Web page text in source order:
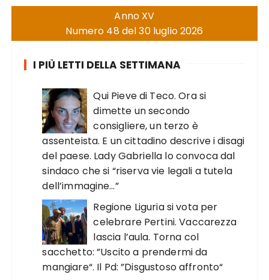
Anno XV
Numero 48 del 30 luglio 2026
I PIÙ LETTI DELLA SETTIMANA
Qui Pieve di Teco. Ora si
dimette un secondo
consigliere, un terzo è
assenteista. E un cittadino descrive i disagi
del paese. Lady Gabriella lo convoca dal
sindaco che si “riserva vie legali a tutela
dell’immagine…”
Regione Liguria si vota per
celebrare Pertini. Vaccarezza
lascia l’aula. Torna col
sacchetto: ”Uscito a prendermi da
mangiare“. Il Pd: ”Disgustoso affronto“